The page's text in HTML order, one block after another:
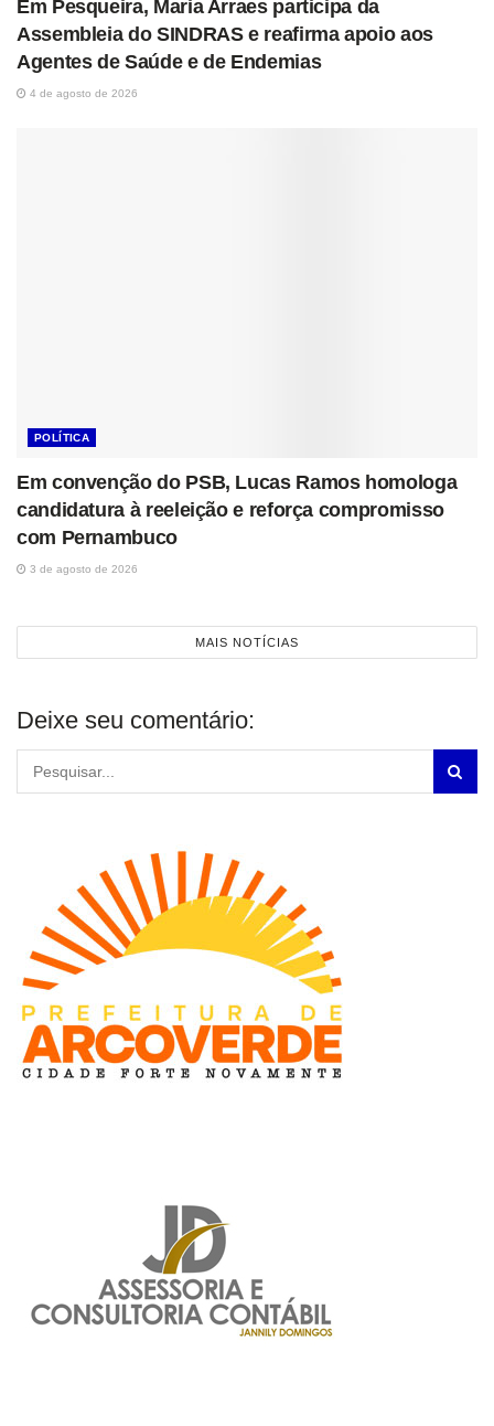
Em Pesqueira, Maria Arraes participa da
Assembleia do SINDRAS e reafirma apoio aos
Agentes de Saúde e de Endemias
4 de agosto de 2026
POLÍTICA
Em convenção do PSB, Lucas Ramos homologa
candidatura à reeleição e reforça compromisso
com Pernambuco
3 de agosto de 2026
MAIS NOTÍCIAS
Deixe seu comentário: